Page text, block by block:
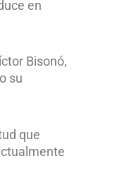
en
Bisonó,
su
que